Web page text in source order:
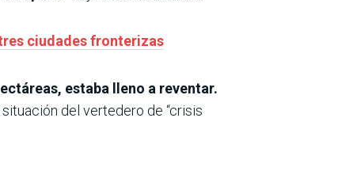
ciudades fronterizas
estaba lleno a reventar.
del vertedero de “crisis